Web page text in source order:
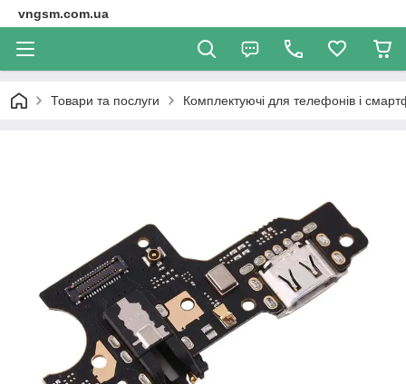
vngsm.com.ua
Товари та послуги Комплектуючі для телефонів і